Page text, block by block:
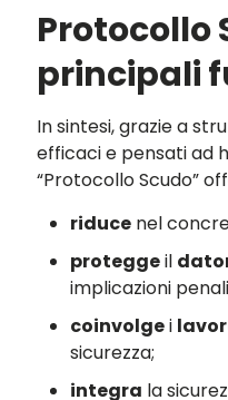
Protocollo
principali
In sintesi, grazie a
efficaci e pensati ad
“Protocollo Scudo”
riduce nel
proteggeil
implicazioni
coinvolgei
sicurezza;
integra la